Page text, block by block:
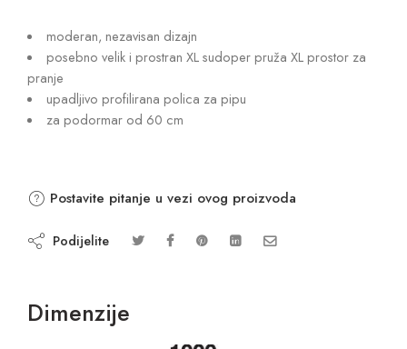
moderan, nezavisan dizajn
posebno velik i prostran XL sudoper pruža XL prostor za
pranje
upadljivo profilirana polica za pipu
za podormar od 60 cm
Postavite pitanje u vezi ovog proizvoda
Podijelite
Dimenzije